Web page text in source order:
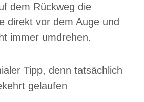
dem Rückweg die
direkt vor dem Auge und
immer umdrehen.
Tipp, denn tatsächlich
gelaufen